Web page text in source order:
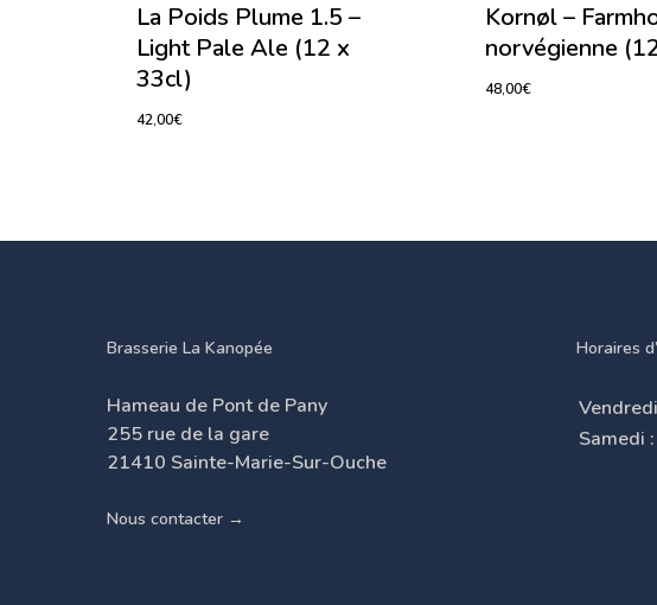
La Poids Plume 1.5 –
Light Pale Ale (12 x
33cl)
42,00€
Kornøl –
norvégienne
48,00€
Brasserie La Kanopée
Hameau de Pont de Pany
255 rue de la gare
21410 Sainte-Marie-Sur-Ouche
Nous contacter →
Horaires
Samedi :